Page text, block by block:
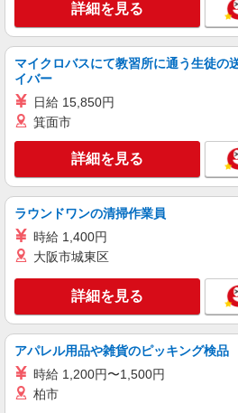
栃木県宇都宮市 無
勤OK！
キープ
派遣社員
ランスタッド株式会社 栃木第2支店（宇
一般事務・OA事務
時給1350円 月収
×20日勤務＋残業月
支給 ※交通費実費支
栃木県宇都宮市 ★
OK！
キープ
ランスタッド株式会社 栃木第1支店（宇
一般事務・OA事務
時給1400円 ※交
り。
栃木県宇都宮市
詳細を見る
マイクロバスにて教習所に通う生徒の
イバー
日給 15,850円
箕面市
詳細を見る
ラウンドワンの清掃作業員
時給 1,400円
大阪市城東区
詳細を見る
アパレル用品や雑貨のピッキング検品
時給 1,200円〜1,500円
柏市